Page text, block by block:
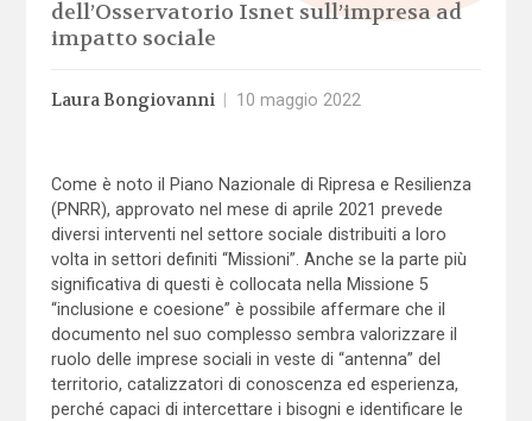
dell’Osservatorio Isnet sull’impresa ad
impatto sociale
Laura Bongiovanni 10 maggio 2022
Come è noto il Piano Nazionale di Ripresa e Resilienza
(PNRR), approvato nel mese di aprile 2021 prevede
diversi interventi nel settore sociale distribuiti a loro
volta in settori definiti “Missioni”. Anche se la parte più
significativa di questi è collocata nella Missione 5
“inclusione e coesione” è possibile affermare che il
documento nel suo complesso sembra valorizzare il
ruolo delle imprese sociali in veste di “antenna” del
territorio, catalizzatori di conoscenza ed esperienza,
perché capaci di intercettare i bisogni e identificare le